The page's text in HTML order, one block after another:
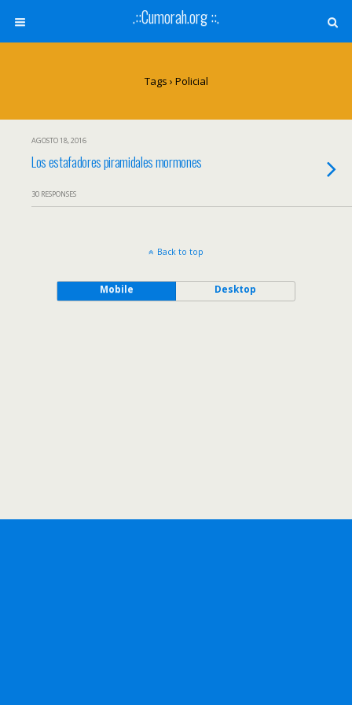
.::Cumorah.org ::.
Tags › Policial
AGOSTO 18, 2016
Los estafadores piramidales mormones
30 RESPONSES
Back to top
Mobile Desktop